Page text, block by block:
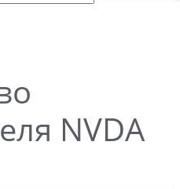
NVDA